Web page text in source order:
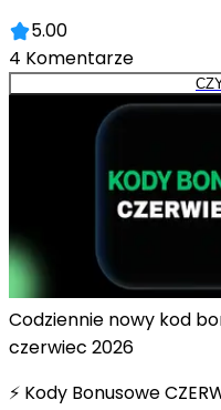
5.00
4 Komentarze
Codziennie nowy kod
czerwiec 2026
⚡ Kody Bonusowe